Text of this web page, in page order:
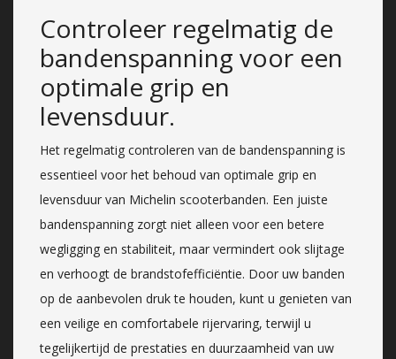
Controleer regelmatig de
bandenspanning voor een
optimale grip en
levensduur.
Het regelmatig controleren van de bandenspanning is
essentieel voor het behoud van optimale grip en
levensduur van Michelin scooterbanden. Een juiste
bandenspanning zorgt niet alleen voor een betere
wegligging en stabiliteit, maar vermindert ook slijtage
en verhoogt de brandstofefficiëntie. Door uw banden
op de aanbevolen druk te houden, kunt u genieten van
een veilige en comfortabele rijervaring, terwijl u
tegelijkertijd de prestaties en duurzaamheid van uw